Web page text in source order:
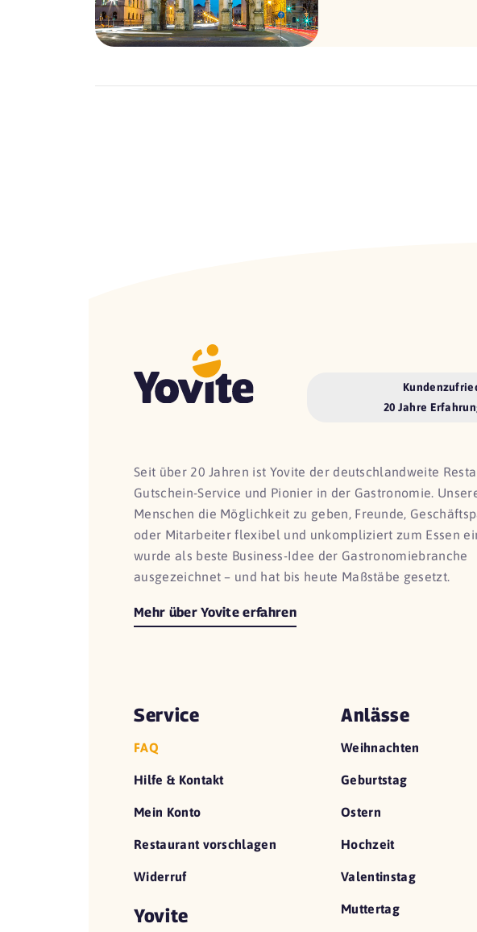
20 Jahre
Seit über 20 Jahren ist Yovite der deutschlandweite
Gutschein-Service und Pionier in der Gastronomie.
Menschen die Möglichkeit zu geben, Freunde,
oder Mitarbeiter flexibel und unkompliziert zum Essen
wurde als beste Business-Idee der Gastronomiebranche
ausgezeichnet – und hat bis heute Maßstäbe gesetzt.
Mehr über Yovite erfahren
Service
FAQ
Hilfe & Kontakt
Mein Konto
Restaurant vorschlagen
Widerruf
Yovite
Anlässe
Weihnachten
Geburtstag
Ostern
Hochzeit
Valentinstag
Muttertag